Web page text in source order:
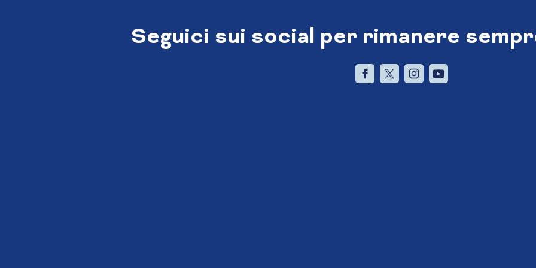
Seguici sui social per rimanere